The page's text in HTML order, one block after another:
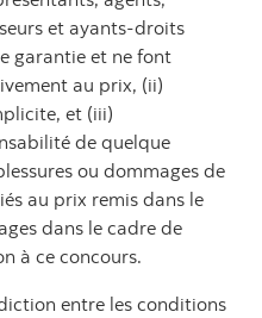
et ayants-droits
garantie et ne font
au prix, (ii)
et (iii)
de quelque
ou dommages de
au prix remis dans le
dans le cadre de
à ce concours.
entre les conditions